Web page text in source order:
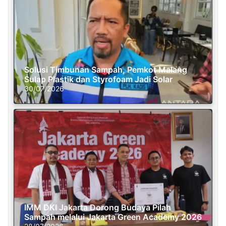
Solusi Timbunan Sampah, Pemkot Malang
Sulap Plastik dan Styrofoam Jadi Solar
30/07/2026
IMM DKI Jakarta Dorong Budaya Pilah
Sampah melalui Jakarta Green Academy 2026